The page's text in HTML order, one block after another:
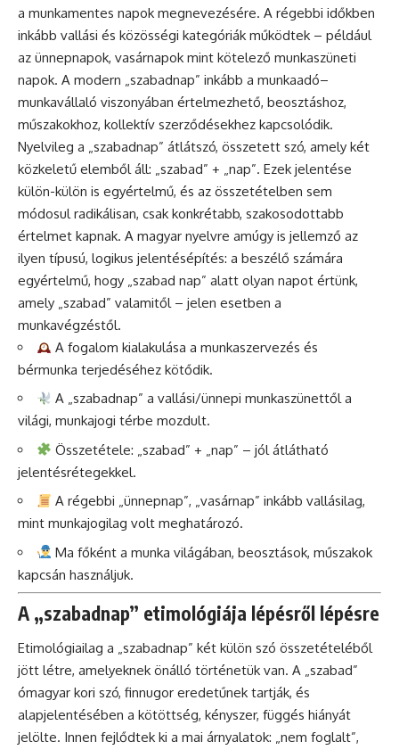
a munkamentes napok megnevezésére. A régebbi időkben
inkább vallási és közösségi kategóriák működtek – például
az ünnepnapok, vasárnapok mint kötelező munkaszüneti
napok. A modern „szabadnap” inkább a munkaadó–
munkavállaló viszonyában értelmezhető, beosztáshoz,
műszakokhoz, kollektív szerződésekhez kapcsolódik.
Nyelvileg a „szabadnap” átlátszó, összetett szó, amely két
közkeletű elemből áll: „szabad” + „nap”. Ezek jelentése
külön-külön is egyértelmű, és az összetételben sem
módosul radikálisan, csak konkrétabb, szakosodottabb
értelmet kapnak. A magyar nyelvre amúgy is jellemző az
ilyen típusú, logikus jelentésépítés: a beszélő számára
egyértelmű, hogy „szabad nap” alatt olyan napot értünk,
amely „szabad” valamitől – jelen esetben a
munkavégzéstől.
A fogalom kialakulása a munkaszervezés és
bérmunka terjedéséhez kötődik.
A „szabadnap” a vallási/ünnepi munkaszünettől a
világi, munkajogi térbe mozdult.
Összetétele: „szabad” + „nap” – jól átlátható
jelentésrétegekkel.
A régebbi „ünnepnap”, „vasárnap” inkább vallásilag,
mint munkajogilag volt meghatározó.
Ma főként a munka világában, beosztások, műszakok
kapcsán használjuk.
A „szabadnap” etimológiája lépésről lépésre
Etimológiailag a „szabadnap” két külön szó összetételéből
jött létre, amelyeknek önálló történetük van. A „szabad”
ómagyar kori szó, finnugor eredetűnek tartják, és
alapjelentésében a kötöttség, kényszer, függés hiányát
jelölte. Innen fejlődtek ki a mai árnyalatok: „nem foglalt”,